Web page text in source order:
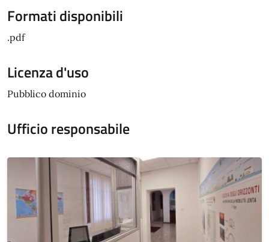
Formati disponibili
.pdf
Licenza d'uso
Pubblico dominio
Ufficio responsabile